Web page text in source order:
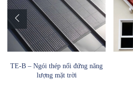
TE-B – Ngói thép nối đứng năng
lượng mặt trời